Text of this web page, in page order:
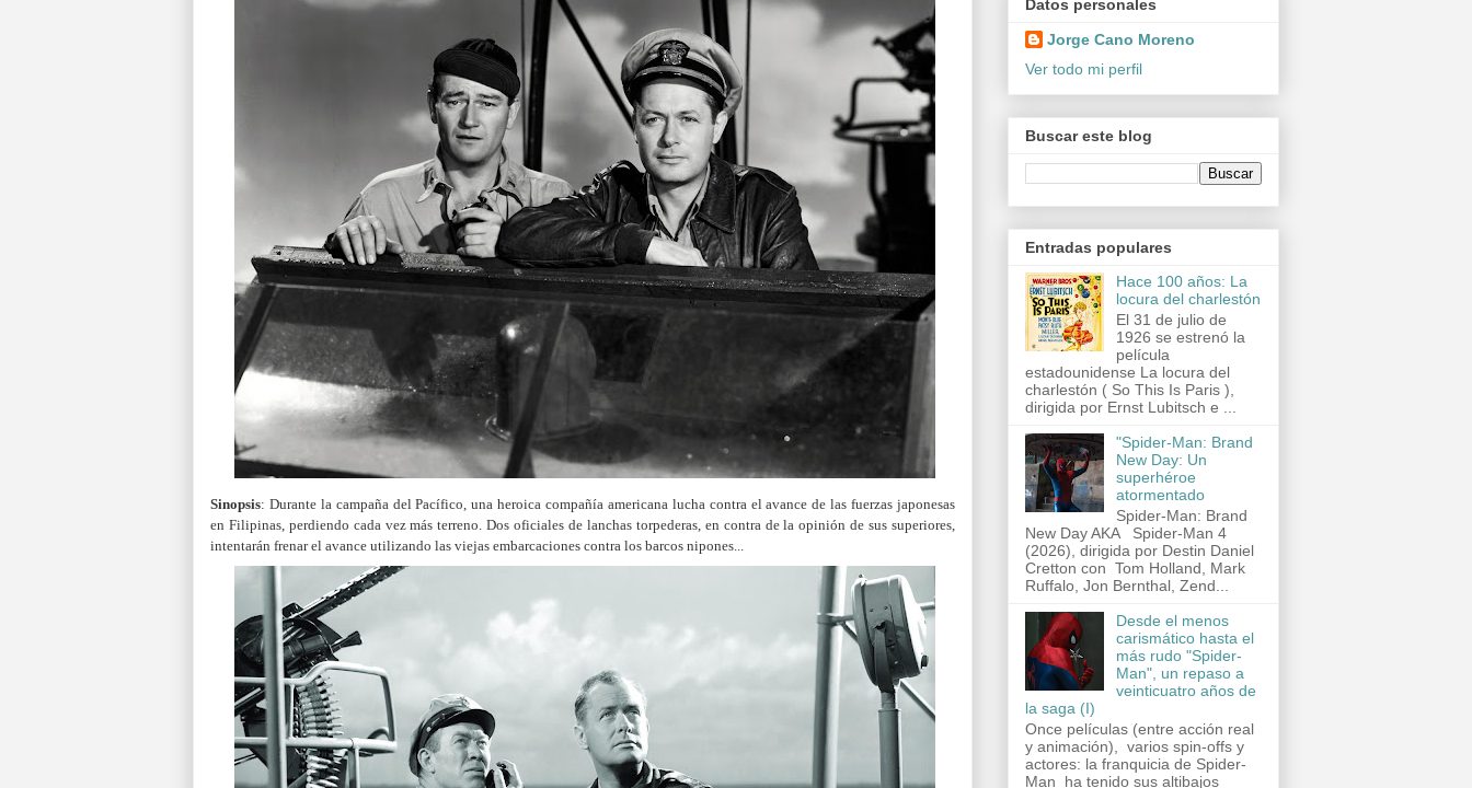
Sinopsis: Durante la campaña del Pacífico, una heroica compañía americana lucha contra el avance de las fuerzas japonesas
en Filipinas, perdiendo cada vez más terreno. Dos oficiales de lanchas torpederas, en contra de la opinión de sus superiores,
intentarán frenar el avance utilizando las viejas embarcaciones contra los barcos nipones...
Datos personales
Jorge Cano Moreno
Ver todo mi perfil
Buscar este blog
Entradas populares
Hace 100 años: La
locura del charlestón
El 31 de julio de
1926 se estrenó la
película
estadounidense La locura del
charlestón ( So This Is Paris ),
dirigida por Ernst Lubitsch e ...
"Spider-Man: Brand
New Day: Un
superhéroe
atormentado
Spider-Man: Brand
New Day AKA Spider-Man 4
(2026), dirigida por Destin Daniel
Cretton con Tom Holland, Mark
Ruffalo, Jon Bernthal, Zend...
Desde el menos
carismático hasta el
más rudo "Spider-
Man", un repaso a
veinticuatro años de
la saga (I)
Once películas (entre acción real
y animación), varios spin-offs y
actores: la franquicia de Spider-
Man ha tenido sus altibajos